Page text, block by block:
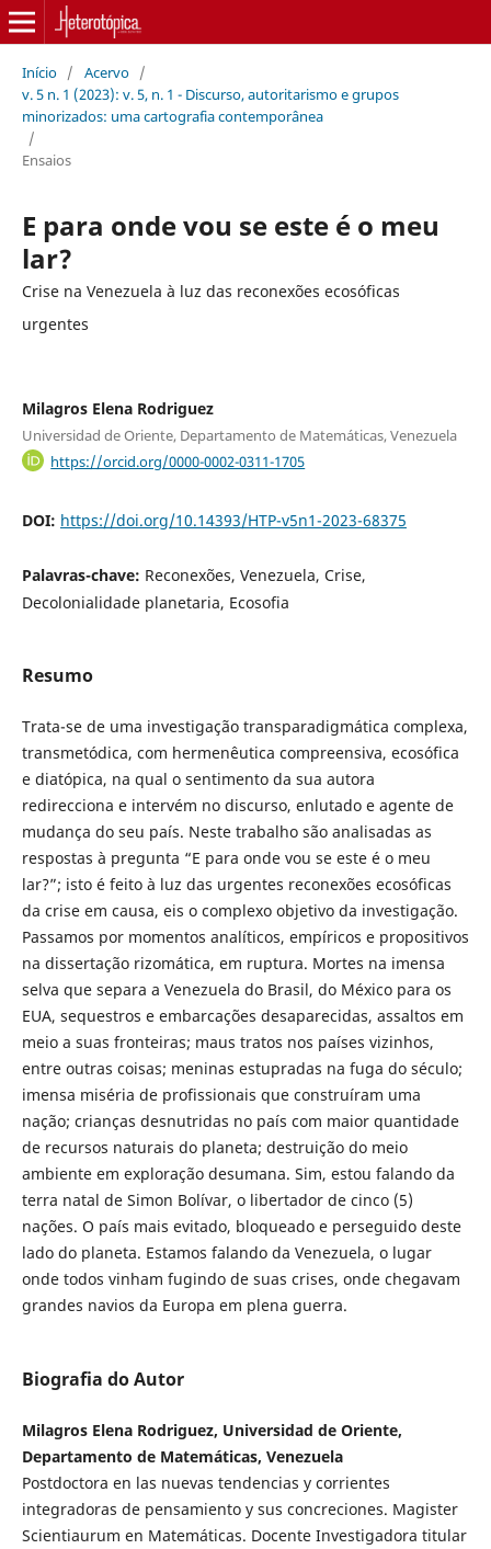
Início / Acervo /
v. 5 n. 1 (2023): v. 5, n. 1 - Discurso, autoritarismo e grupos
minorizados: uma cartografia contemporânea
/
Ensaios
E para onde vou se este é o meu
lar?
Crise na Venezuela à luz das reconexões ecosóficas
urgentes
Milagros Elena Rodriguez
Universidad de Oriente, Departamento de Matemáticas, Venezuela
https://orcid.org/0000-0002-0311-1705
DOI: https://doi.org/10.14393/HTP-v5n1-2023-68375
Palavras-chave: Reconexões, Venezuela, Crise,
Decolonialidade planetaria, Ecosofia
Resumo
Trata-se de uma investigação transparadigmática complexa,
transmetódica, com hermenêutica compreensiva, ecosófica
e diatópica, na qual o sentimento da sua autora
redirecciona e intervém no discurso, enlutado e agente de
mudança do seu país. Neste trabalho são analisadas as
respostas à pregunta “E para onde vou se este é o meu
lar?”; isto é feito à luz das urgentes reconexões ecosóficas
da crise em causa, eis o complexo objetivo da investigação.
Passamos por momentos analíticos, empíricos e propositivos
na dissertação rizomática, em ruptura. Mortes na imensa
selva que separa a Venezuela do Brasil, do México para os
EUA, sequestros e embarcações desaparecidas, assaltos em
meio a suas fronteiras; maus tratos nos países vizinhos,
entre outras coisas; meninas estupradas na fuga do século;
imensa miséria de profissionais que construíram uma
nação; crianças desnutridas no país com maior quantidade
de recursos naturais do planeta; destruição do meio
ambiente em exploração desumana. Sim, estou falando da
terra natal de Simon Bolívar, o libertador de cinco (5)
nações. O país mais evitado, bloqueado e perseguido deste
lado do planeta. Estamos falando da Venezuela, o lugar
onde todos vinham fugindo de suas crises, onde chegavam
grandes navios da Europa em plena guerra.
Biografia do Autor
Milagros Elena Rodriguez, Universidad de Oriente,
Departamento de Matemáticas, Venezuela
Postdoctora en las nuevas tendencias y corrientes
integradoras de pensamiento y sus concreciones. Magister
Scientiaurum en Matemáticas. Docente Investigadora titular